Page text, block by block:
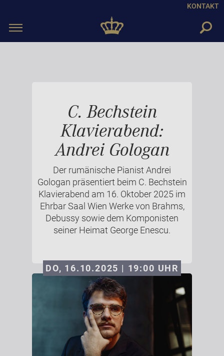
KONTAKT
Toggle
C. Bechstein
Klavierabend:
Andrei Gologan
Der rumänische Pianist Andrei
Gologan präsentiert beim C. Bechstein
Klavierabend am 16. Oktober 2025 im
Ehrbar Saal Wien Werke von Brahms,
Debussy sowie dem Komponisten
seiner Heimat George Enescu.
DO, 16.10.2025 | 19:00 UHR